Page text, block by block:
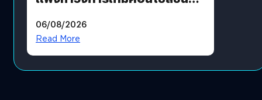
?
06/08/2026
Read More